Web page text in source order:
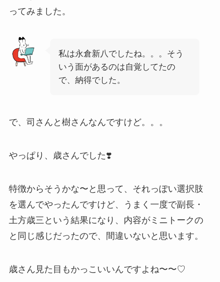
ってみました。
私は永倉新八でしたね。。。そう
いう面があるのは自覚してたの
で、納得でした。
で、司さんと樹さんなんですけど。。。
やっぱり、歳さんでした❣️
特徴からそうかな〜と思って、それっぽい選択肢
を選んでやったんですけど、うまく一度で副長・
土方歳三という結果になり、内容がミニトークの
と同じ感じだったので、間違いないと思います。
歳さん見た目もかっこいいんですよね〜〜♡